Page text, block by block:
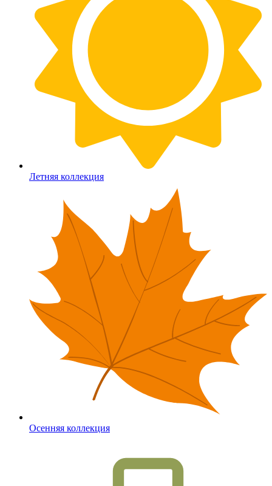
Летняя коллекция
Осенняя коллекция